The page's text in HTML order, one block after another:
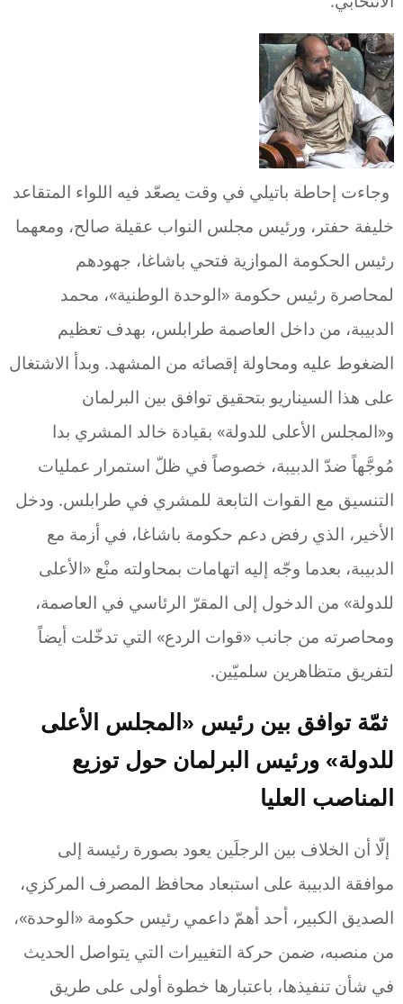
وجاءت إحاطة باتيلي في وقت يصعّد فيه اللواء المتقاعد
خليفة حفتر، ورئيس مجلس النواب عقيلة صالح، ومعهما
رئيس الحكومة الموازية فتحي باشاغا، جهودهم
لمحاصرة رئيس حكومة «الوحدة الوطنية»، محمد
الدبيبة، من داخل العاصمة طرابلس، بهدف تعظيم
الضغوط عليه ومحاولة إقصائه من المشهد. وبدأ الاشتغال
على هذا السيناريو بتحقيق توافق بين البرلمان
و«المجلس الأعلى للدولة» بقيادة خالد المشري بدا
مُوجَّهاً ضدّ الدبيبة، خصوصاً في ظلّ استمرار عمليات
التنسيق مع القوات التابعة للمشري في طرابلس. ودخل
الأخير، الذي رفض دعم حكومة باشاغا، في أزمة مع
الدبيبة، بعدما وجّه إليه اتهامات بمحاولته منْع «الأعلى
للدولة» من الدخول إلى المقرّ الرئاسي في العاصمة،
ومحاصرته من جانب «قوات الردع» التي تدخّلت أيضاً
لتفريق متظاهرين سلميّين.
ثمّة توافق بين رئيس «المجلس الأعلى
للدولة» ورئيس البرلمان حول توزيع
المناصب العليا
إلّا أن الخلاف بين الرجلَين يعود بصورة رئيسة إلى
موافقة الدبيبة على استبعاد محافظ المصرف المركزي،
الصديق الكبير، أحد أهمّ داعمي رئيس حكومة «الوحدة»،
من منصبه، ضمن حركة التغييرات التي يتواصل الحديث
في شأن تنفيذها، باعتبارها خطوة أولى على طريق